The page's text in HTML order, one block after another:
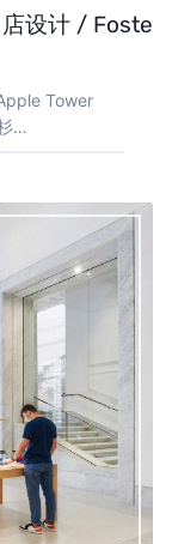
设计 /
Tower
…